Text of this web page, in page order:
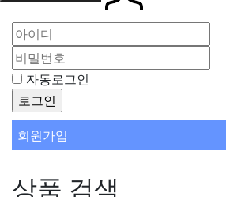
자동로그인
회원가입
상품 검색